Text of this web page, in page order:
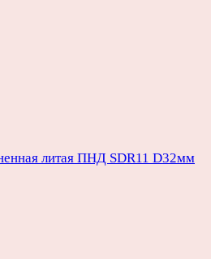
литая ПНД SDR11 D32мм